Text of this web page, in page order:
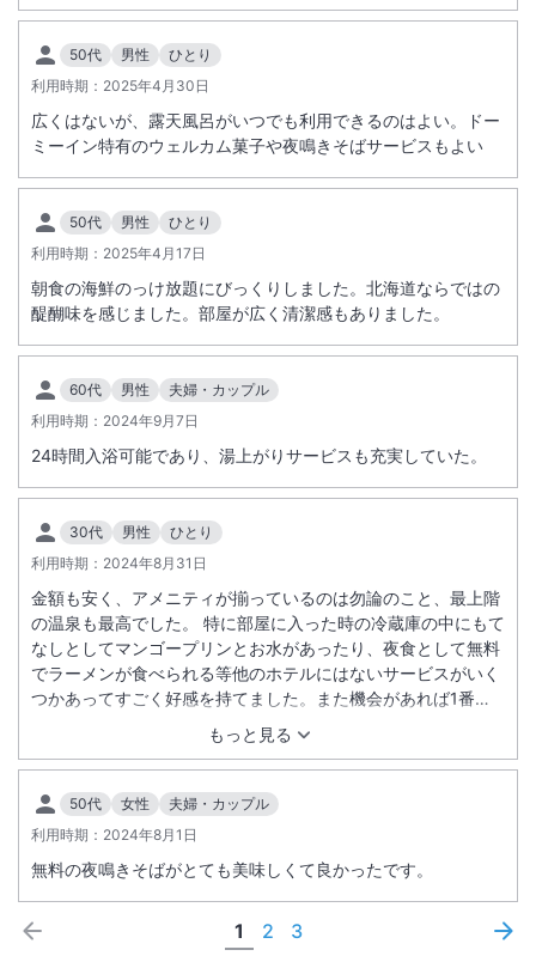
50代 男性
ひとり
利用時期： 2025年4月30日
広くはないが、露天風呂がいつでも利用できるのはよい。ドー
ミーイン特有のウェルカム菓子や夜鳴きそばサービスもよい
50代 男性
ひとり
利用時期： 2025年4月17日
朝食の海鮮のっけ放題にびっくりしました。北海道ならではの
醍醐味を感じました。部屋が広く清潔感もありました。
60代 男性
夫婦・カップル
利用時期： 2024年9月7日
24時間入浴可能であり、湯上がりサービスも充実していた。
30代 男性
ひとり
利用時期： 2024年8月31日
もっと見る
金額も安く、アメニティが揃っているのは勿論のこと、最上階
の温泉も最高でした。 特に部屋に入った時の冷蔵庫の中にもて
なしとしてマンゴープリンとお水があったり、夜食として無料
でラーメンが食べられる等他のホテルにはないサービスがいく
つかあってすごく好感を持てました。また機会があれば1番に
利用したいと思います！
50代 女性
夫婦・カップル
利用時期： 2024年8月1日
無料の夜鳴きそばがとても美味しくて良かったです。
1 2 3